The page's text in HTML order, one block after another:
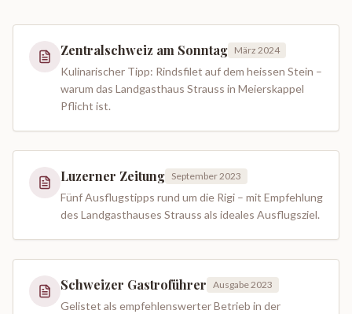
Zentralschweiz am Sonntag März 2024
Kulinarischer Tipp: Rindsfilet auf dem heissen Stein –
warum das Landgasthaus Strauss in Meierskappel
Pflicht ist.
Luzerner Zeitung September 2023
Fünf Ausflugstipps rund um die Rigi – mit Empfehlung
des Landgasthauses Strauss als ideales Ausflugsziel.
Schweizer Gastroführer Ausgabe 2023
Gelistet als empfehlenswerter Betrieb in der